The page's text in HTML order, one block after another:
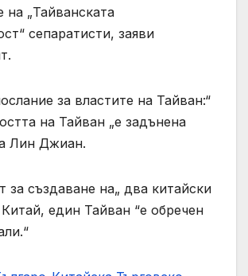
на „Тайванската
сепаратисти, заяви
за властите на Тайван:“
на Тайван „е задънена
Лин Джиан.
за създаване на„ два китайски
един Тайван “е обречен